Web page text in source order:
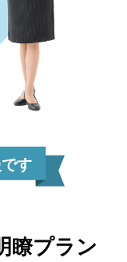
す
瞭プラン